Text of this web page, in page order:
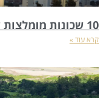
10 שכונות מומלצות למשפחות וצעירים בקריות
קרא עוד »